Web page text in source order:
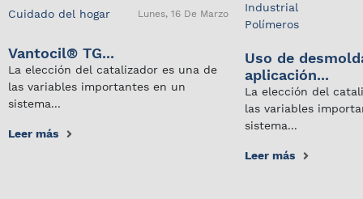
Cuidado del hogar Lunes, 16 De Marzo
Vantocil® TG...
La elección del catalizador es una de
las variables importantes en un
sistema...
Leer más
Industrial
Polímeros
Uso de
aplicación...
La elección del
las variables
sistema...
Leer más